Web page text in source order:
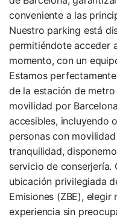
conveniente a las
Nuestro parking está
permitiéndote acceder
momento, con un
Estamos
de la estación de
movilidad por
accesibles, incluyendo
personas con
tranquilidad,
servicio de
ubicación privilegiada
Emisiones (ZBE),
experiencia sin